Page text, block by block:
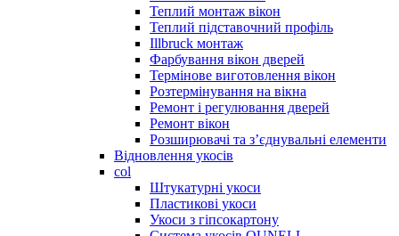
Теплий монтаж вікон
Теплий підставочний профіль
Illbruck монтаж
Фарбування вікон дверей
Термінове виготовлення вікон
Розтермінування на вікна
Ремонт і регулювання дверей
Ремонт вікон
Розширювачі та з’єднувальні елементи
Відновлення укосів
col
Штукатурні укоси
Пластикові укоси
Укоси з гіпсокартону